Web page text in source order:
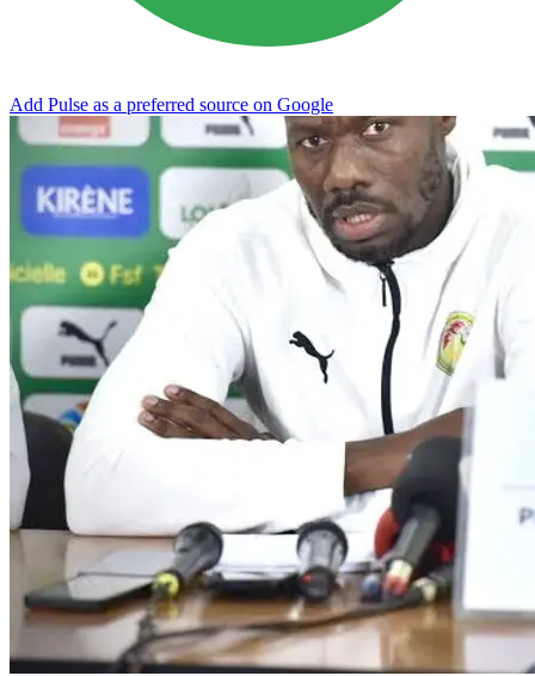
Add Pulse as a preferred source on Google